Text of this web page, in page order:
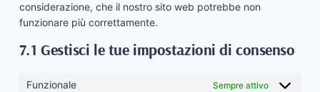
considerazione, che il nostro sito web potrebbe non
funzionare più correttamente.
7.1 Gestisci le tue impostazioni di consenso
Funzionale Sempre attivo